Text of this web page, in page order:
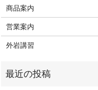
商品案内
営業案内
外岩講習